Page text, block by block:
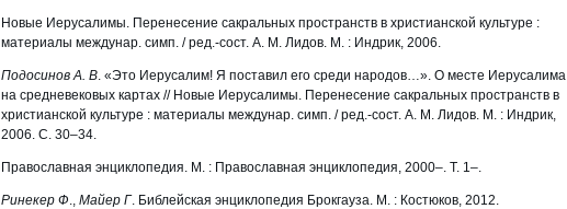
Новые Иерусалимы. Перенесение сакральных пространств в христианской культуре :
материалы междунар. симп. / ред.-сост. А. М. Лидов. М. : Индрик, 2006.
Подосинов А. В. «Это Иерусалим! Я поставил его среди народов…». О месте Иерусалима
на средневековых картах // Новые Иерусалимы. Перенесение сакральных пространств в
христианской культуре : материалы междунар. симп. / ред.-сост. А. М. Лидов. М. : Индрик,
2006. С. 30–34.
Православная энциклопедия. М. : Православная энциклопедия, 2000–. Т. 1–.
Ринекер Ф., Майер Г. Библейская энциклопедия Брокгауза. М. : Костюков, 2012.